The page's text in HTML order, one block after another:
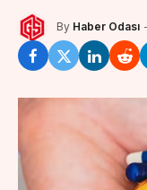
By Haber Odası